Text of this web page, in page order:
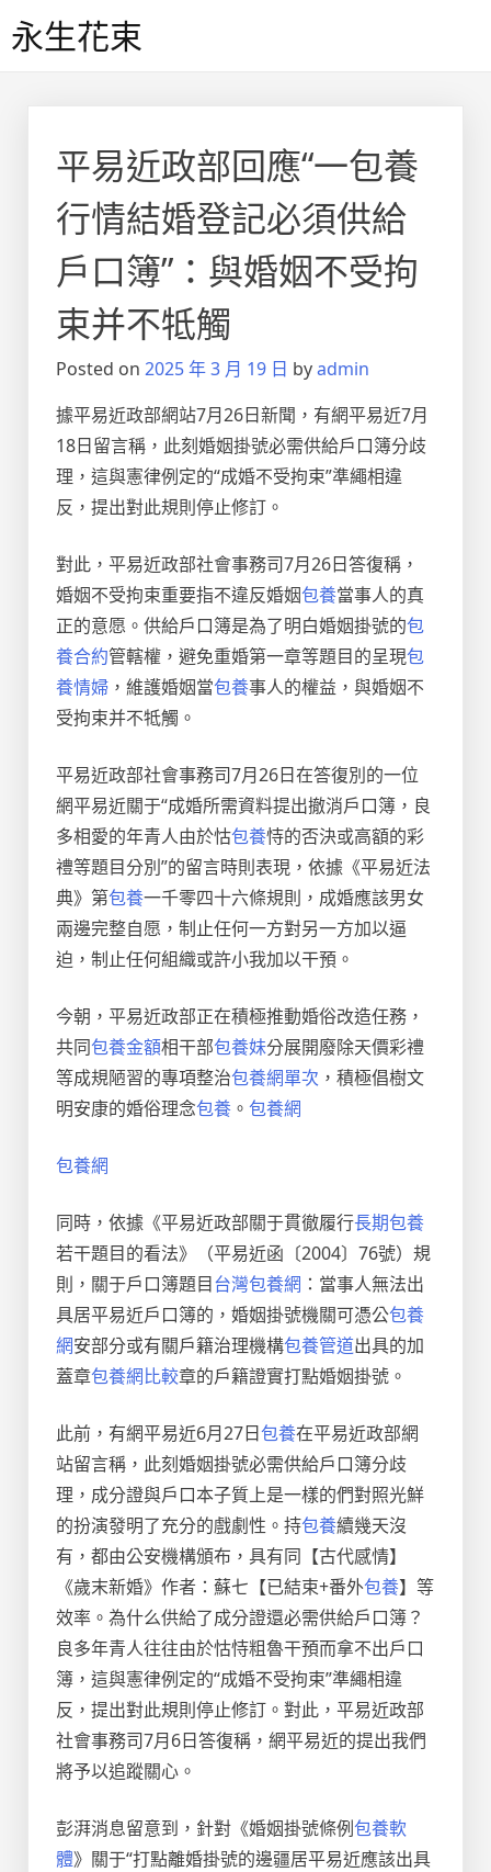
to永生花束
平易近政部回應“一包養
行情結婚登記必須供給
戶口簿”：與婚姻不受拘
束并不牴觸
Posted on 2025 年 3 月 19 日 byadmin
據平易近政部網站7月26日新聞，有網平易近7月
18日留言稱，此刻婚姻掛號必需供給戶口簿分歧
理，這與憲律例定的“成婚不受拘束”準繩相違
反，提出對此規則停止修訂。
對此，平易近政部社會事務司7月26日答復稱，
婚姻不受拘束重要指不違反婚姻包養當事人的真
正的意愿。供給戶口簿是為了明白婚姻掛號的包
養合約管轄權，避免重婚第一章等題目的呈現包
養情婦 ，維護婚姻當包養事人的權益，與婚姻不
受拘束并不牴觸。
平易近政部社會事務司7月26日在答復別的一位
網平易近關于“成婚所需資料提出撤消戶口簿，良
多相愛的年青人由於怙包養恃的否決或高額的彩
禮等題目分別”的留言時則表現，依據《平易近法
典》第包養一千零四十六條規則，成婚應該男女
兩邊完整自愿，制止任何一方對另一方加以逼
迫，制止任何組織或許小我加以干預。
今朝，平易近政部正在積極推動婚俗改造任務，
共同包養金額相干部包養妹分展開廢除天價彩禮
等成規陋習的專項整治包養網單次 ，積極倡樹文
明安康的婚俗理念包養 。 包養網
包養網
同時，依據《平易近政部關于貫徹履行長期包養
若干題目的看法》（平易近函〔2004〕76號）規
則，關于戶口簿題目台灣包養網 ：當事人無法出
具居平易近戶口簿的，婚姻掛號機關可憑公包養
網安部分或有關戶籍治理機構包養管道出具的加
蓋章包養網比較章的戶籍證實打點婚姻掛號。
此前，有網平易近6月27日包養在平易近政部網
站留言稱，此刻婚姻掛號必需供給戶口簿分歧
理，成分證與戶口本子質上是一樣的們對照光鮮
的扮演發明了充分的戲劇性。持包養續幾天沒
有，都由公安機構頒布，具有同【古代感情】
《歲末新婚》作者：蘇七【已結束+番外包養】等
效率。為什么供給了成分證還必需供給戶口簿？
良多年青人往往由於怙恃粗魯干預而拿不出戶口
簿，這與憲律例定的“成婚不受拘束”準繩相違
反，提出對此規則停止修訂。對此，平易近政部
社會事務司7月6日答復稱，網平易近的提出我們
將予以追蹤關心。
彭湃消息留意到，針對《婚姻掛號條例包養軟
體》關于“打點離婚掛號的邊疆居平易近應該出具